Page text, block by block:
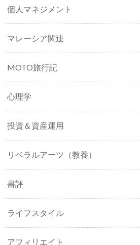
個人マネジメント
マレーシア関連
MOTO旅行記
心理学
投資＆資産運用
リベラルアーツ（教養）
書評
ライフスタイル
アフィリエイト